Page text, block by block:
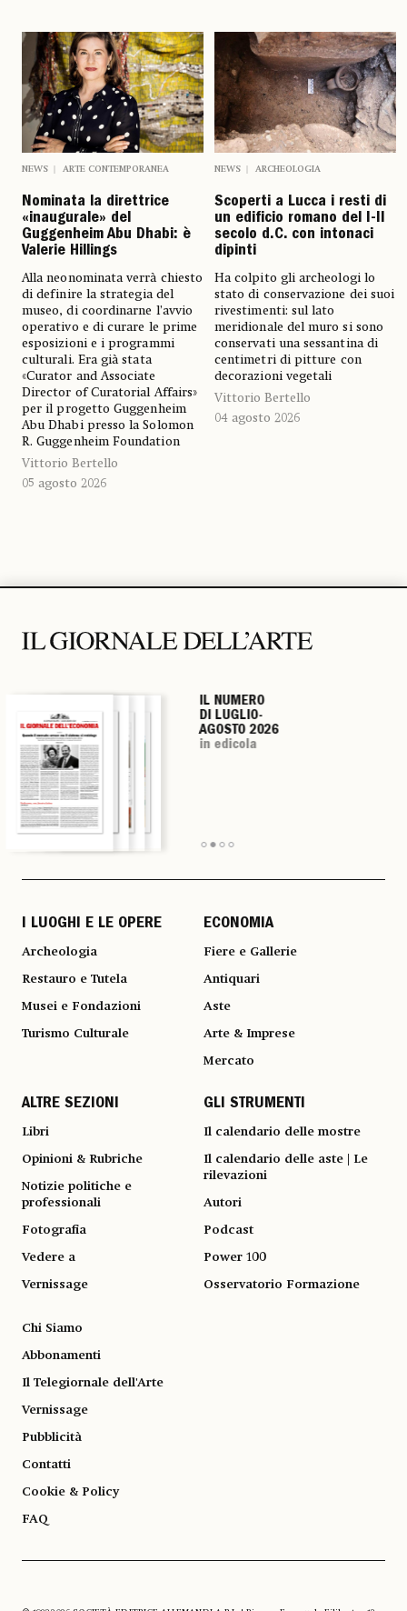
NEWS ARTE CONTEMPORANEA
Nominata la direttrice
«inaugurale» del
Guggenheim Abu Dhabi: è
Valerie Hillings
Alla neonominata verrà chiesto
di definire la strategia del
museo, di coordinarne l’avvio
operativo e di curare le prime
esposizioni e i programmi
culturali. Era già stata
«Curator and Associate
Director of Curatorial Affairs»
per il progetto Guggenheim
Abu Dhabi presso la Solomon
R. Guggenheim Foundation
Vittorio Bertello
05 agosto 2026
NEWS ARCHEOLOGIA
Scoperti a Lucca i resti di
un edificio romano del I-II
secolo d.C. con intonaci
dipinti
Ha colpito gli archeologi lo
stato di conservazione dei suoi
rivestimenti: sul lato
meridionale del muro si sono
conservati una sessantina di
centimetri di pitture con
decorazioni vegetali
Vittorio Bertello
04 agosto 2026
IL NUMERO
DI LUGLIO-
AGOSTO 2026
in edicola
IL NUMERO
DI LUGLIO-
AGOSTO 2026
in edicola
IL NUMERO
DI LUGLIO-
AGOSTO 2026
in edicola
IL NUMERO
DI LUGLIO-
AGOSTO 2026
in edicola
I LUOGHI E LE OPERE
Archeologia
Restauro e Tutela
Musei e Fondazioni
Turismo Culturale
ECONOMIA
Fiere e Gallerie
Antiquari
Aste
Arte & Imprese
Mercato
ALTRE SEZIONI
Libri
Opinioni & Rubriche
Notizie politiche e
professionali
Fotografia
Vedere a
Vernissage
GLI STRUMENTI
Il calendario delle mostre
Il calendario delle aste | Le
rilevazioni
Autori
Podcast
Power 100
Osservatorio Formazione
Chi Siamo
Abbonamenti
Il Telegiornale dell'Arte
Vernissage
Pubblicità
Contatti
Cookie & Policy
FAQ